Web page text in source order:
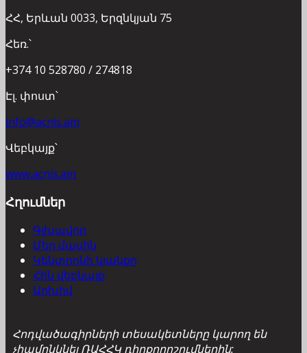
ՀՀ, Երևան 0033, Երզնկյան 75
Հեռ.՝
+374 10 528780 / 274818
Էլ. փոստ՝
info@acnis.am
Վեբկայք՝
www.acnis.am
Հղումներ
Գլխավոր
Մեր մասին
Կենտրոնի կյանքը
Հին վեբկայք
Արխիվ
Հոդվածագիրների տեսակետները կարող են
չհամընկնել ՌԱՀՀԿ դիրքորոշումներին: